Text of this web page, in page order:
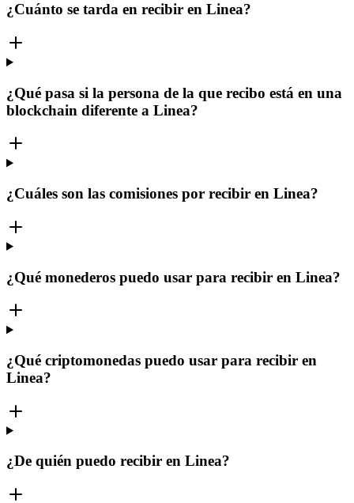
¿Cuánto se tarda en recibir en Linea?
¿Qué pasa si la persona de la que recibo está en una
blockchain diferente a Linea?
¿Cuáles son las comisiones por recibir en Linea?
¿Qué monederos puedo usar para recibir en Linea?
¿Qué criptomonedas puedo usar para recibir en
Linea?
¿De quién puedo recibir en Linea?